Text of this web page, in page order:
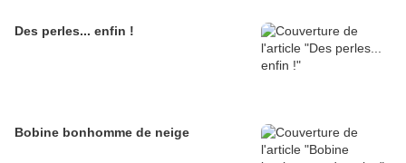
Des perles... enfin !
Bobine bonhomme de neige